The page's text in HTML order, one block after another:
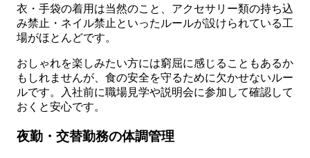
衣・手袋の着用は当然のこと、アクセサリー類の持ち込
み禁止・ネイル禁止といったルールが設けられている工
場がほとんどです。
おしゃれを楽しみたい方には窮屈に感じることもあるか
もしれませんが、食の安全を守るために欠かせないルー
ルです。入社前に職場見学や説明会に参加して確認して
おくと安心です。
夜勤・交替勤務の体調管理